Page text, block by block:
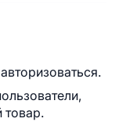
товар.